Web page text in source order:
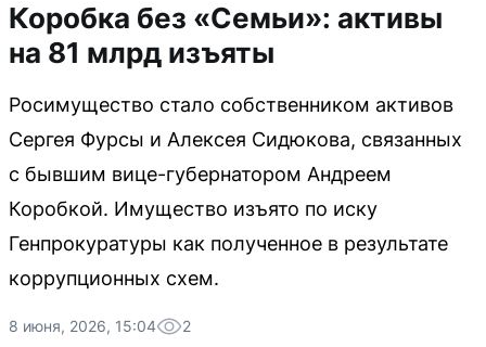
Коробка без «Семьи»: активы
на 81 млрд изъяты
Росимущество стало собственником активов
Сергея Фурсы и Алексея Сидюкова, связанных
с бывшим вице-губернатором Андреем
Коробкой. Имущество изъято по иску
Генпрокуратуры как полученное в результате
коррупционных схем.
8 июня, 2026, 15:04 2